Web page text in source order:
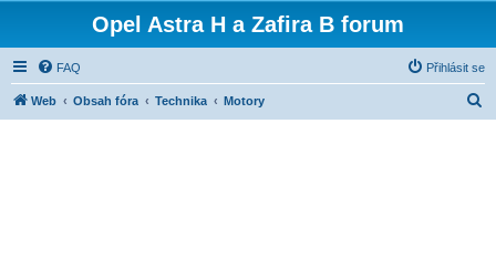
Opel Astra H a Zafira B forum
FAQ Přihlásit se
Web Obsah fóra Technika Motory